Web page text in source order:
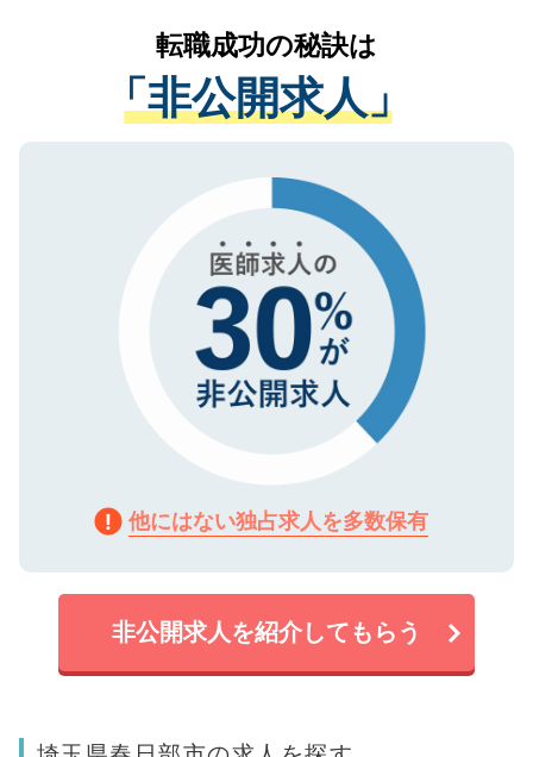
は、個人情報の取り扱いについての厳密な
管理基準を満たした事業者のみに付与され
る、プライバシーマークを取得済みです。
で、機密保持に関してもご安心ください。
かがいして、現在の医療機関の状況や紹介
経験をまじえながら、適切なアドバイスを
させていただきます。すぐにご転職をされ
ない方には、長期的なサポートが可能です
ので、まずはご登録ください。
転職成功の秘訣は
「非公開求人」
他にはない独占求人を多数保有
非公開求人を紹介してもらう